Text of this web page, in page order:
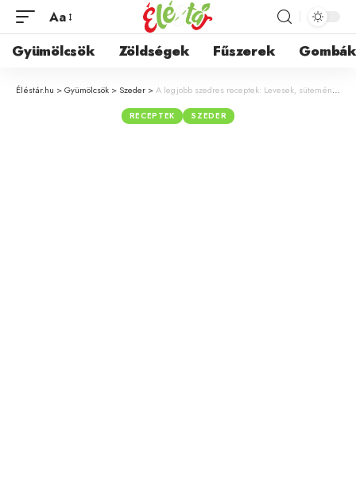
Aa
Gyümölcsök Zöldségek Fűszerek Gombák
Éléstár.hu >Gyümölcsök > Szeder >A legjobb szedres receptek: Levesek, sütemények és desszertek egy helyen
RECEPTEK SZEDER